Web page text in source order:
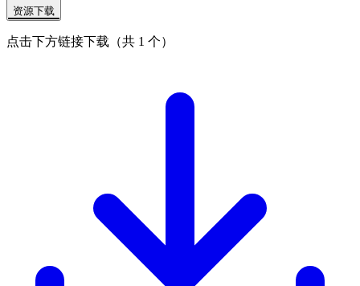
资源下载
点击下方链接下载（共 1 个）